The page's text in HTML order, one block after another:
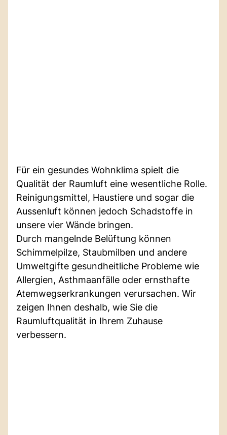
Für ein gesundes Wohnklima spielt die
Qualität der Raumluft eine wesentliche Rolle.
Reinigungsmittel, Haustiere und sogar die
Aussenluft können jedoch Schadstoffe in
unsere vier Wände bringen.
Durch mangelnde Belüftung können
Schimmelpilze, Staubmilben und andere
Umweltgifte gesundheitliche Probleme wie
Allergien, Asthmaanfälle oder ernsthafte
Atemwegserkrankungen verursachen. Wir
zeigen Ihnen deshalb, wie Sie die
Raumluftqualität in Ihrem Zuhause
verbessern.